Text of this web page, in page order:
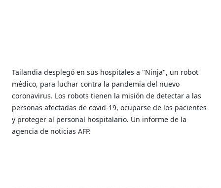
Tailandia desplegó en sus hospitales a "Ninja", un robot
médico, para luchar contra la pandemia del nuevo
coronavirus. Los robots tienen la misión de detectar a las
personas afectadas de covid-19, ocuparse de los pacientes
y proteger al personal hospitalario. Un informe de la
agencia de noticias AFP.